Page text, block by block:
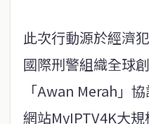
此次行動源於經濟
國際刑警組織全球
「Awan Merah」
網站MyIPTV4K大